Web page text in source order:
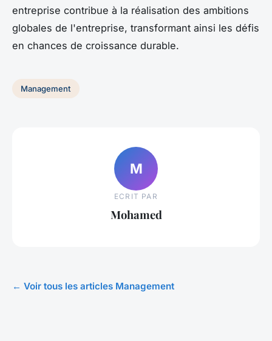
entreprise contribue à la réalisation des ambitions
globales de l'entreprise, transformant ainsi les défis
en chances de croissance durable.
Management
M
ECRIT PAR
Mohamed
← Voir tous les articles Management